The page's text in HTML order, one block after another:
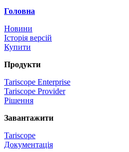
Головна
Новини
Історія версій
Купити
Продукти
Tariscope Enterprise
Tariscope Provider
Рішення
Завантажити
Tariscope
Документація